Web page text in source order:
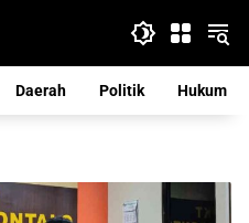
Daerah Politik Hukum